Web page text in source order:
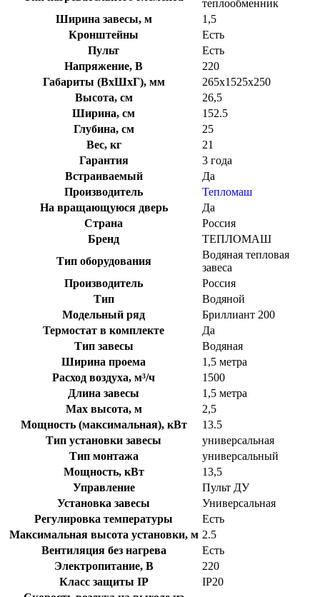
теплообменник
Ширина завесы, м
1,5
Кронштейны
Есть
Пульт
Есть
Напряжение, В
220
Габариты (ВхШхГ), мм
265x1525x250
Высота, см
26,5
Ширина, см
152.5
Глубина, см
25
Вес, кг
21
Гарантия
3 года
Встраиваемый
Да
Производитель
Тепломаш
На вращающуюся дверь
Да
Страна
Россия
Бренд
ТЕПЛОМАШ
Тип оборудования
Водяная тепловая
завеса
Производитель
Россия
Тип
Водяной
Модельный ряд
Бриллиант 200
Термостат в комплекте
Да
Тип завесы
Водяная
Ширина проема
1,5 метра
Расход воздуха, м³/ч
1500
Длина завесы
1,5 метра
Max высота, м
2,5
Мощность (максимальная), кВт
13.5
Тип установки завесы
универсальная
Тип монтажа
универсальный
Мощность, кВт
13,5
Управление
Пульт ДУ
Установка завесы
Универсальная
Регулировка температуры
Есть
Максимальная высота установки, м 2.5
Вентиляция без нагрева
Есть
Электропитание, В
220
Класс защиты IP
IP20